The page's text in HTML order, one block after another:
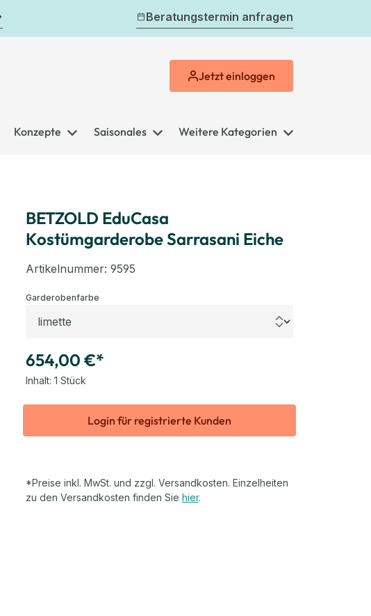
Beratungstermin anfragen
Jetzteinloggen
Konzepte Saisonales Weitere Kategorien
BETZOLD EduCasa
Kostümgarderobe Sarrasani Eiche
Artikelnummer: 9595
Garderobenfarbeauswählen
654,00 €*
Inhalt: 1 Stück
Login für registrierte Kunden
*Preise inkl. MwSt. und zzgl. Versandkosten. Einzelheiten
zu den Versandkosten finden Sie hier.